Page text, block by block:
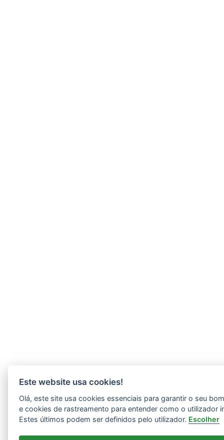
Este website usa cookies!
Olá, este site usa cookies essenciais para garantir o seu
e cookies de rastreamento para entender como o utilizador
Estes últimos podem ser definidos pelo utilizador. Escolher